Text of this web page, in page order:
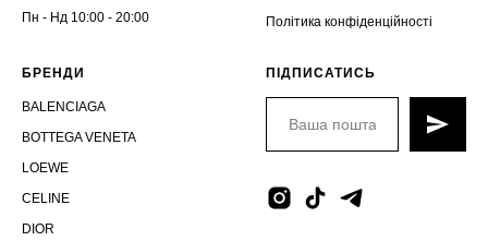
Пн - Нд 10:00 - 20:00
Політика конфіденційності
БРЕНДИ
BALENCIAGA
BOTTEGA VENETA
LOEWE
CELINE
DIOR
ПІДПИСАТИСЬ